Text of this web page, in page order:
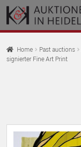
Skip
to
navigation
Skip
to
content
Home
Our Team
Home Past auctions
signierter Fine Art Print